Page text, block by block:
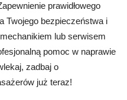
prawidłowego
Twojego bezpieczeństwa i
lub serwisem
pomoc w naprawie
zadbaj o
już teraz!